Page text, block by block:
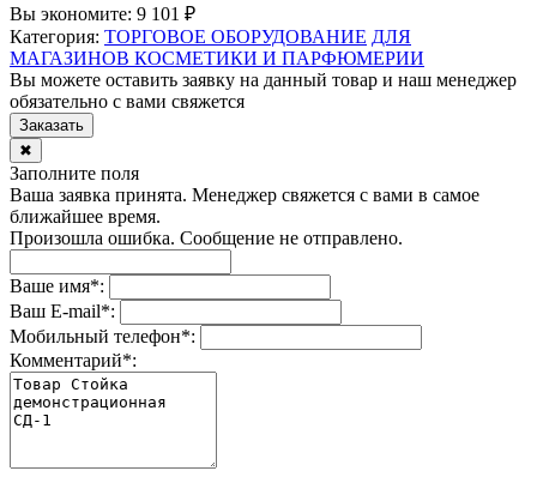
Вы экономите: 9 101 ₽
Категория: ТОРГОВОЕ ОБОРУДОВАНИЕ ДЛЯ
МАГАЗИНОВ КОСМЕТИКИ И ПАРФЮМЕРИИ
Вы можете оставить заявку на данный товар и наш менеджер
обязательно с вами свяжется
Заказать
✖
Заполните поля
Ваша заявка принята. Менеджер свяжется с вами в самое
ближайшее время.
Произошла ошибка. Сообщение не отправлено.
Ваше имя*:
Ваш E-mail*:
Мобильный телефон*:
Комментарий*: